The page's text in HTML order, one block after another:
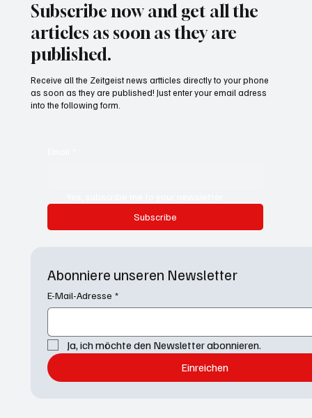
Subscribe now and get all the
articles as soon as they are
published.
Subscribe
Receive all the Zeitgeist news artticles directly to your phone
as soon as they are published! Just enter your email adress
into the following form.
Abonniere unseren Newsletter
E-Mail-Adresse *
Ja, ich möchte den Newsletter abonnieren.
Einreichen